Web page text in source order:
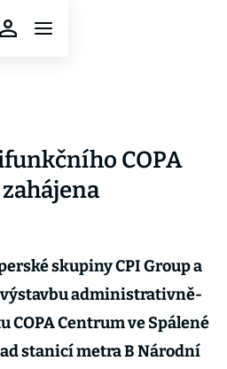
COPA
skupiny CPI Group a
výstavbu administrativně-
COPA Centrum ve Spálené
stanicí metra B Národní